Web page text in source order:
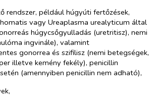
rendszer, például húgyúti fertőzések,
vagy Ureaplasma urealyticum által
húgycsőgyulladás (uretritisz), nemi
ingvinále), valamint
gonorrea és szifilisz (nemi betegségek,
illetve kemény fekély), penicillin
(amennyiben penicillin nem adható),